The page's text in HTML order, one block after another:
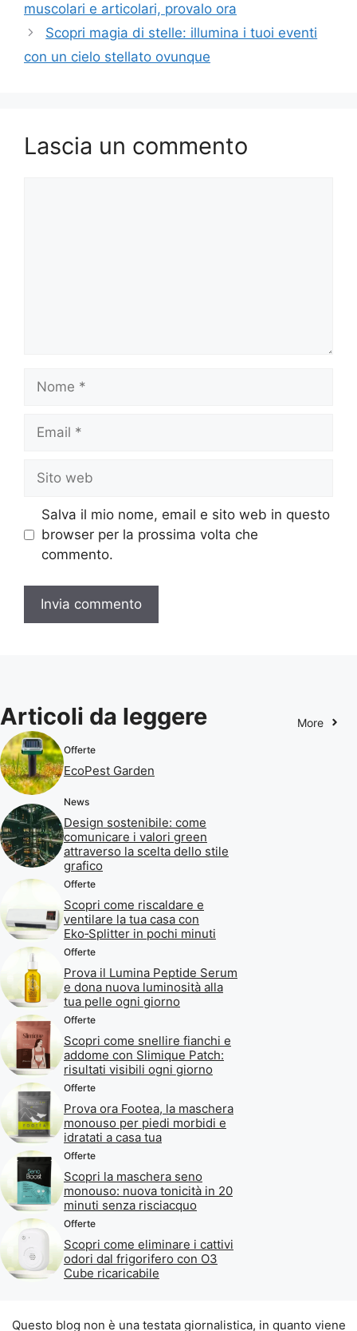
muscolari e articolari, provalo ora
Scopri magia di stelle: illumina i tuoi eventi
con un cielo stellato ovunque
Lascia un commento
Nome
Email
Sito
web
Salva il mio nome, email e sito web in questo
browser per la prossima volta che
commento.
Articoli da leggere More
Offerte
EcoPest Garden
News
Design sostenibile: come
comunicare i valori green
attraverso la scelta dello stile
grafico
Offerte
Scopri come riscaldare e
ventilare la tua casa con
Eko‑Splitter in pochi minuti
Offerte
Prova il Lumina Peptide Serum
e dona nuova luminosità alla
tua pelle ogni giorno
Offerte
Scopri come snellire fianchi e
addome con Slimique Patch:
risultati visibili ogni giorno
Offerte
Prova ora Footea, la maschera
monouso per piedi morbidi e
idratati a casa tua
Offerte
Scopri la maschera seno
monouso: nuova tonicità in 20
minuti senza risciacquo
Offerte
Scopri come eliminare i cattivi
odori dal frigorifero con O3
Cube ricaricabile
Questo blog non è una testata giornalistica, in quanto viene